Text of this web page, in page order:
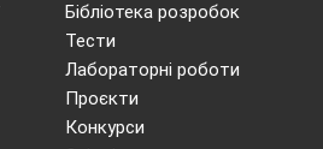
Бібліотека розробок
Тести
Лабораторні роботи
Проєкти
Конкурси